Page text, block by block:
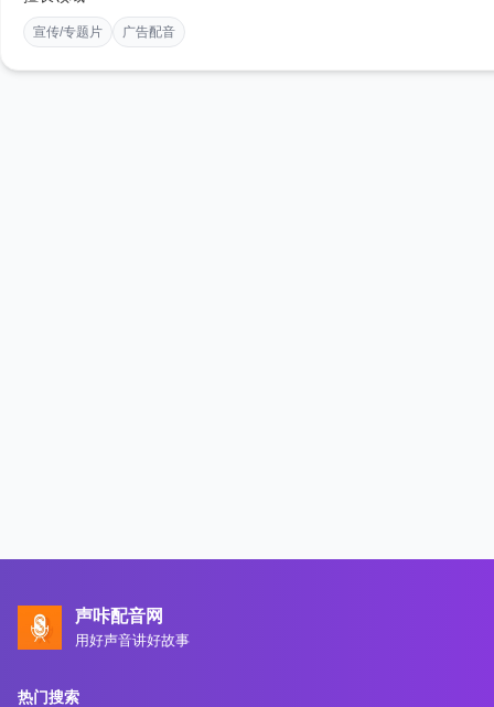
宣传/专题片 广告配音
声咔配音网
用好声音讲好故事
热门搜索